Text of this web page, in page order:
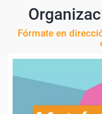
Fórmate en